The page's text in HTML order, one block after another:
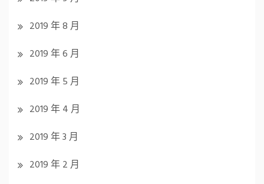
2019 年 8 月
2019 年 6 月
2019 年 5 月
2019 年 4 月
2019 年 3 月
2019 年 2 月